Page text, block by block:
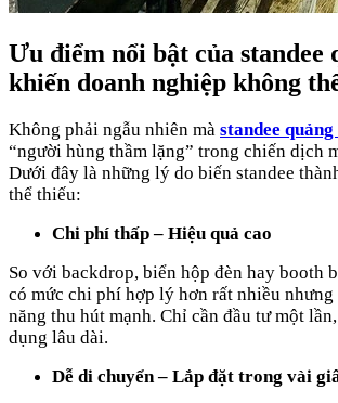
Ưu điểm nổi bật của standee
khiến doanh nghiệp không
Không phải ngẫu nhiên mà standee quảng
“người hùng thầm lặng” trong chiến dịch
Dưới đây là những lý do biến standee
thể thiếu:
Chi phí thấp – Hiệu quả cao
So với backdrop, biển hộp đèn hay booth
có mức chi phí hợp lý hơn rất nhiều nhưng
năng thu hút mạnh. Chỉ cần đầu tư một
dụng lâu dài.
Dễ di chuyển – Lắp đặt trong vài